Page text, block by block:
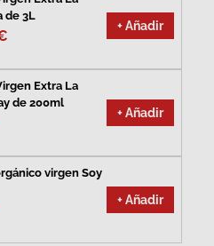
de 3L
+ Añadir
Extra La
de 200ml
+ Añadir
virgen Soy
+ Añadir